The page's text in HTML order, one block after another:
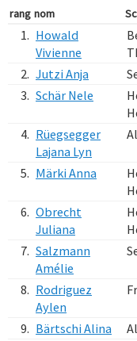
rang nom
1. Howald
Vivienne
2. Jutzi Anja
3. Schär Nele
4. Rüegsegger
Lajana Lyn
5. Märki Anna
6. Obrecht
Juliana
7. Salzmann
Amélie
8. Rodriguez
Aylen
9. Bärtschi Alina